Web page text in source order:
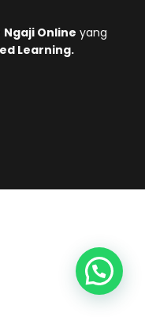
Ngaji Online yang
Learning.